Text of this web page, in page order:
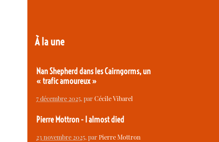
À la une
Nan Shepherd dans les Cairngorms, un
« trafic amoureux »
7 décembre 2025, parCécile Vibarel
Pierre Mottron - I almost died
23 novembre 2025, parPierre Mottron